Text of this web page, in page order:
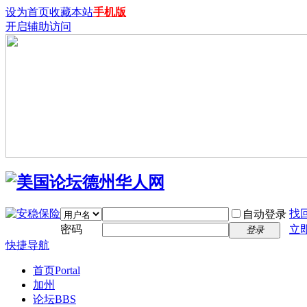
设为首页收藏本站手机版
开启辅助访问
自动登录 找
密码
登录
立
快捷导航
首页Portal
加州
论坛BBS